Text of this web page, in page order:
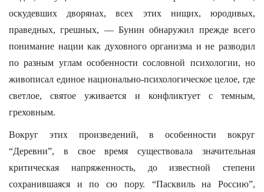
оскудевших дворянах, всех этих нищих, юродивых,
праведных, грешных, — Бунин обнаружил прежде всего
понимание нации как духовного организма и не разводил
по разным углам особенности сословной психологии, но
живописал единое национально-психологическое целое, где
светлое, святое уживается и конфликтует с темным,
греховным.
Вокруг этих произведений, в особенности вокруг
“Деревни”, в свое время существовала значительная
критическая напряженность, до известной степени
сохранившаяся и по сю пору. “Пасквиль на Россию”,